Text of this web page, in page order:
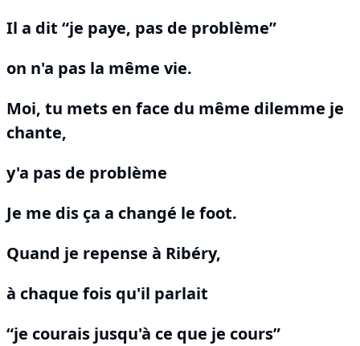
Il a dit “je paye, pas de problème”
on n'a pas la même vie.
Moi, tu mets en face du même dilemme je
chante,
y'a pas de problème
Je me dis ça a changé le foot.
Quand je repense à Ribéry,
à chaque fois qu'il parlait
“je courais jusqu'à ce que je cours”